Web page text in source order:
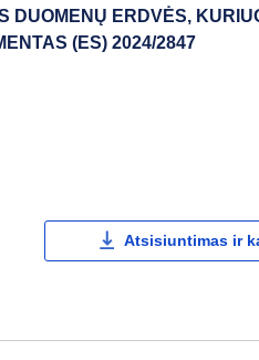
DUOMENŲ ERDVĖS,
(ES) 2024/2847
Atsisiuntimas ir